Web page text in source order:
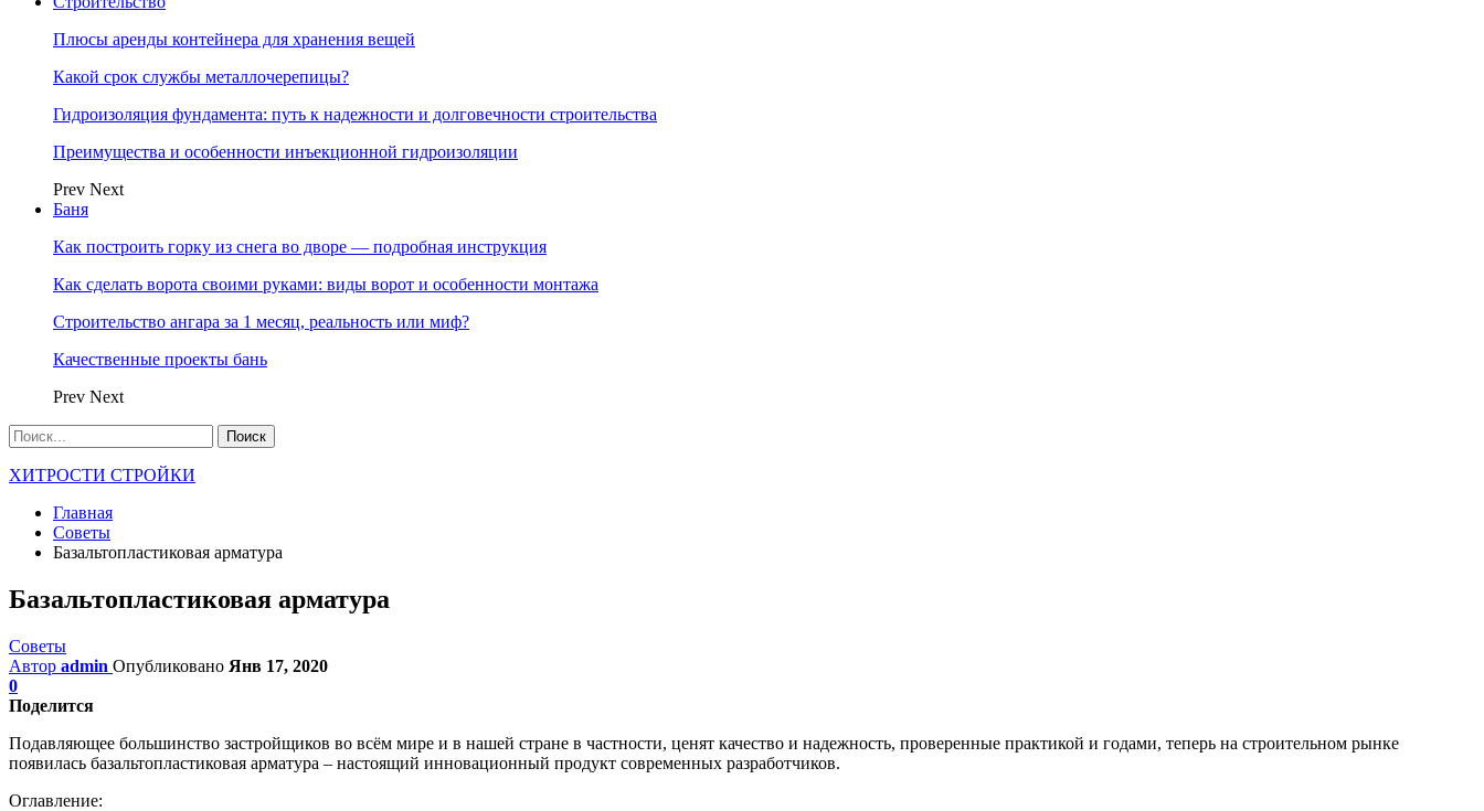
Плюсы аренды контейнера для хранения вещей
Какой срок службы металлочерепицы?
Гидроизоляция фундамента: путь к надежности и долговечности строительства
Преимущества и особенности инъекционной гидроизоляции
Prev Next
Баня
Как построить горку из снега во дворе — подробная инструкция
Как сделать ворота своими руками: виды ворот и особенности монтажа
Строительство ангара за 1 месяц, реальность или миф?
Качественные проекты бань
Prev Next
ХИТРОСТИ СТРОЙКИ
Главная
Советы
Базальтопластиковая арматура
Базальтопластиковая арматура
Советы
Автор admin Опубликовано Янв 17, 2020
0
Поделится
Подавляющее большинство застройщиков во всём мире и в нашей стране в частности, ценят качество и надежность, проверенные практикой и годами, теперь на строительном рынке
появилась базальтопластиковая арматура – настоящий инновационный продукт современных разработчиков.
Оглавление: